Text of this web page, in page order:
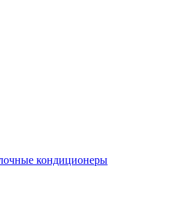
кондиционеры